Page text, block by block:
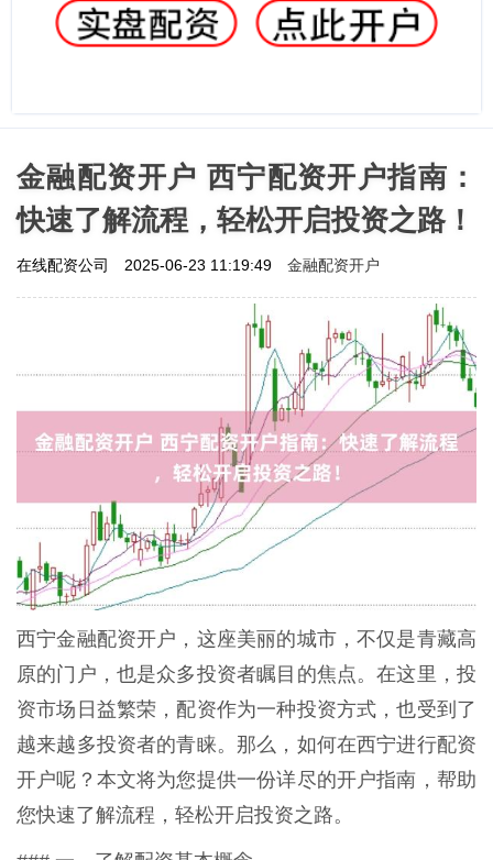
金融配资开户 西宁配资开户指南：
快速了解流程，轻松开启投资之路！
在线配资公司 2025-06-23 11:19:49 金融配资开户
西宁金融配资开户，这座美丽的城市，不仅是青藏高
原的门户，也是众多投资者瞩目的焦点。在这里，投
资市场日益繁荣，配资作为一种投资方式，也受到了
越来越多投资者的青睐。那么，如何在西宁进行配资
开户呢？本文将为您提供一份详尽的开户指南，帮助
您快速了解流程，轻松开启投资之路。